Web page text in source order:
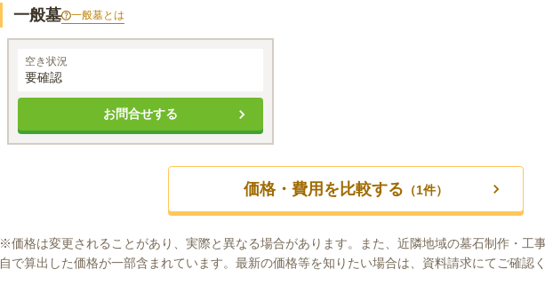
一般墓 一般墓とは
一般墓
空き状況
要確認
お問合せする
価格・費用を比較する （1件）
※価格は変更されることがあり、実際と異なる場合があります。また、近隣地域の墓石制作・工
自で算出した価格が一部含まれています。最新の価格等を知りたい場合は、資料請求にてご確認